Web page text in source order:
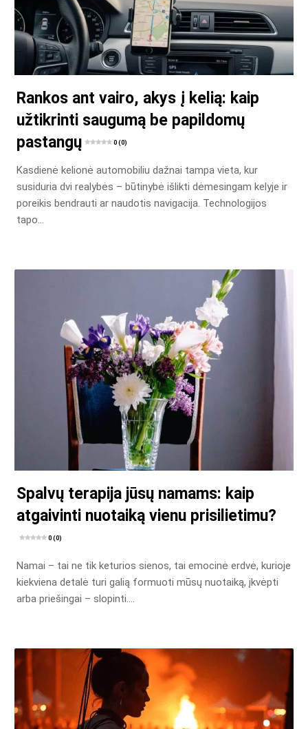
Rankos ant vairo, akys į kelią: kaip
užtikrinti saugumą be papildomų
pastangų
0 (0)
Kasdienė kelionė automobiliu dažnai tampa vieta, kur
susiduria dvi realybės – būtinybė išlikti dėmesingam kelyje ir
poreikis bendrauti ar naudotis navigacija. Technologijos
tapo…
Spalvų terapija jūsų namams: kaip
atgaivinti nuotaiką vienu prisilietimu?
0 (0)
Namai – tai ne tik keturios sienos, tai emocinė erdvė, kurioje
kiekviena detalė turi galią formuoti mūsų nuotaiką, įkvėpti
arba priešingai – slopinti….